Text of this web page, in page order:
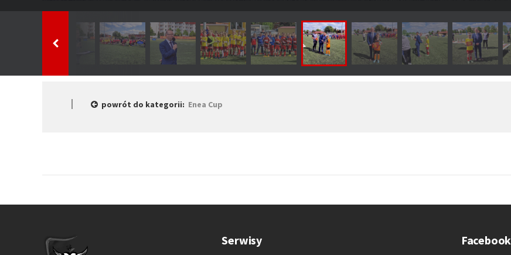
powrót do kategorii: Enea Cup
Serwisy Facebook